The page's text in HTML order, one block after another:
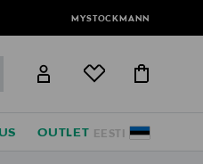
MYSTOCKMANN
label.header.go
EESTI
OUTLET